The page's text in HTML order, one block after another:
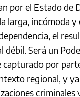
por el Estado de
larga, incómoda
el
débil. Será un
por
regional, y
criminales